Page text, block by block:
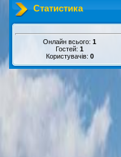
Статистика
Онлайн всього: 1
Гостей: 1
Користувачів: 0